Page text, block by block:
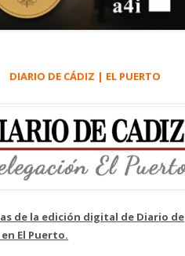
DIARIO DE CÁDIZ | EL PUERTO
de la edición digital de Diario de
El Puerto.